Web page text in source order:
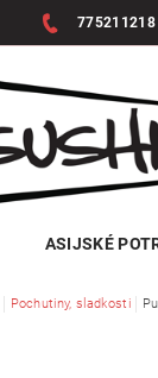
775211218
ASIJSKÉ
Pochutiny, sladkosti